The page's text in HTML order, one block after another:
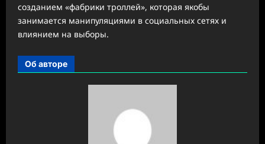
созданием «фабрики троллей», которая якобы
занимается манипуляциями в социальных сетях и
влиянием на выборы.
Об авторе